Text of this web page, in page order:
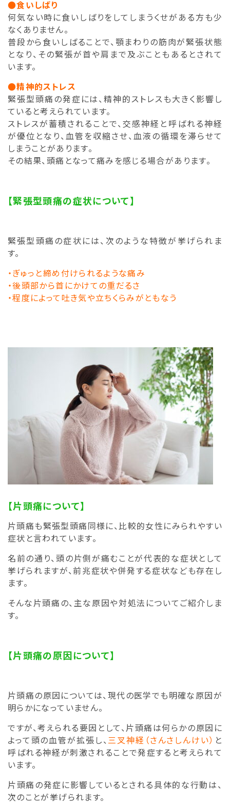
●食いしばり
何気ない時に食いしばりをしてしまうくせがある方も少
なくありません。
普段から食いしばることで、顎まわりの筋肉が緊張状態
となり、その緊張が首や肩まで及ぶこともあるとされて
います。
●精神的ストレス
緊張型頭痛の発症には、精神的ストレスも大きく影響し
ていると考えられています。
ストレスが蓄積されることで、交感神経と呼ばれる神経
が優位となり、血管を収縮させ、血液の循環を滞らせて
しまうことがあります。
その結果、頭痛となって痛みを感じる場合があります。
【緊張型頭痛の症状について】
緊張型頭痛の症状には、次のような特徴が挙げられま
す。
・ぎゅっと締め付けられるような痛み
・後頭部から首にかけての重だるさ
・程度によって吐き気や立ちくらみがともなう
【片頭痛について】
片頭痛も緊張型頭痛同様に、比較的女性にみられやすい
症状と言われています。
名前の通り、頭の片側が痛むことが代表的な症状として
挙げられますが、前兆症状や併発する症状なども存在し
ます。
そんな片頭痛の、主な原因や対処法についてご紹介しま
す。
【片頭痛の原因について】
片頭痛の原因については、現代の医学でも明確な原因が
明らかになっていません。
ですが、考えられる要因として、片頭痛は何らかの原因に
よって頭の血管が拡張し、 三叉神経（さんさしんけい） と
呼ばれる神経が刺激されることで発症すると考えられて
います。
片頭痛の発症に影響しているとされる具体的な行動は、
次のことが挙げられます。